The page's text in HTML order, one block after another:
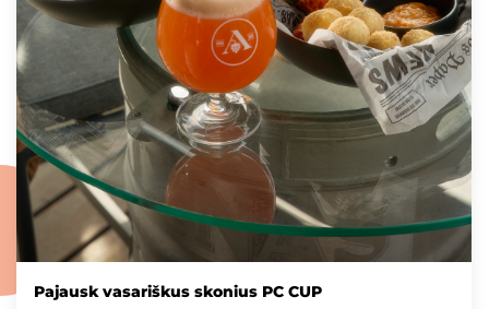
Pajausk vasariškus skonius PC CUP